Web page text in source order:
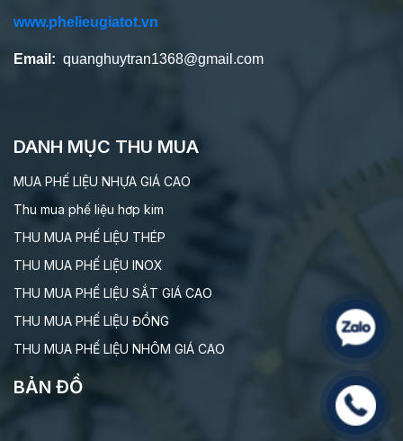
www.phelieugiatot.vn
Email: quanghuytran1368@gmail.com
DANH MỤC THU MUA
MUA PHẾ LIỆU NHỰA GIÁ CAO
Thu mua phế liệu hơp kim
THU MUA PHẾ LIỆU THÉP
THU MUA PHẾ LIỆU INOX
THU MUA PHẾ LIỆU SẮT GIÁ CAO
THU MUA PHẾ LIỆU ĐỒNG
THU MUA PHẾ LIỆU NHÔM GIÁ CAO
BẢN ĐỒ